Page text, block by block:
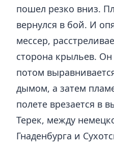
пошел резко вниз.
вернулся в бой. И
мессер,
сторона крыльев. Он
потом
дымом, а затем
полете врезается в
Терек, между
Гнаденбурга и